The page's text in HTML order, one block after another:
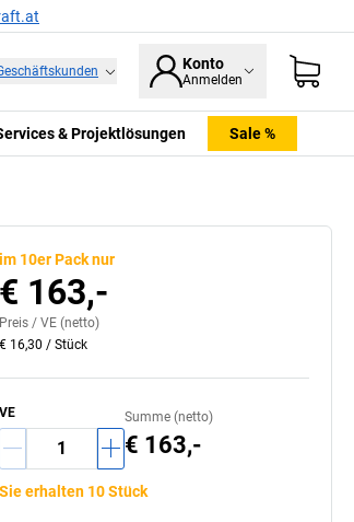
Konto
Anmelden
& Projektlösungen Sale %
im 10er Pack nur
€ 163,-
Preis / VE (netto)
€ 16,30 / Stück
VE Summe (netto)
€ 163,-
Sie erhalten 10 Stück